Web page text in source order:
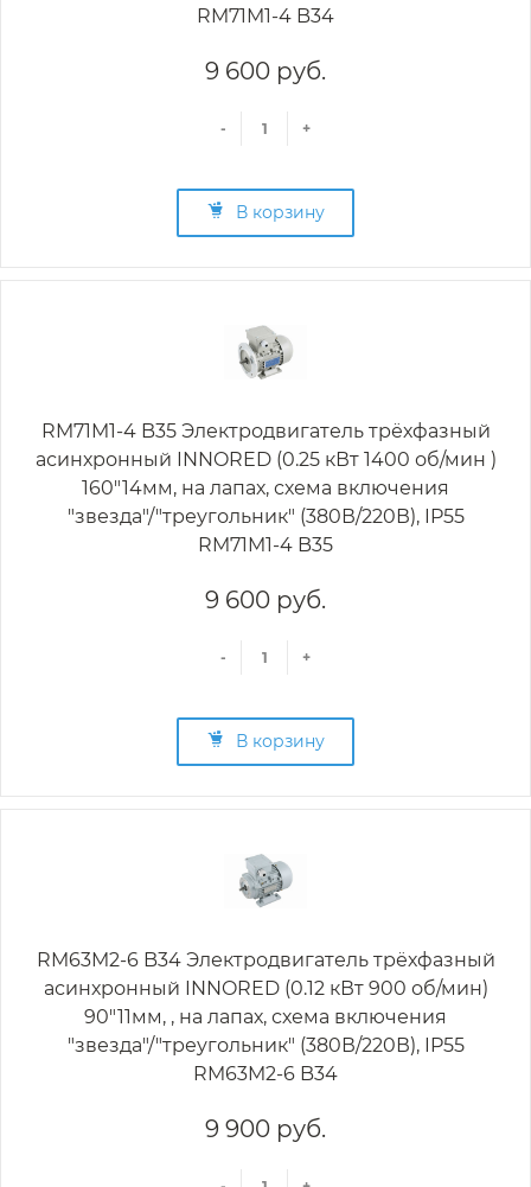
RM71M1-4 B34
9 600 руб.
- +
В корзину
RM71M1-4 B35 Электродвигатель трёхфазный
асинхронный INNORED (0.25 кВт 1400 об/мин )
160"14мм, на лапах, схема включения
"звезда"/"треугольник" (380В/220В), IP55
RM71M1-4 B35
9 600 руб.
- +
В корзину
RM63M2-6 B34 Электродвигатель трёхфазный
асинхронный INNORED (0.12 кВт 900 об/мин)
90"11мм, , на лапах, схема включения
"звезда"/"треугольник" (380В/220В), IP55
RM63M2-6 B34
9 900 руб.